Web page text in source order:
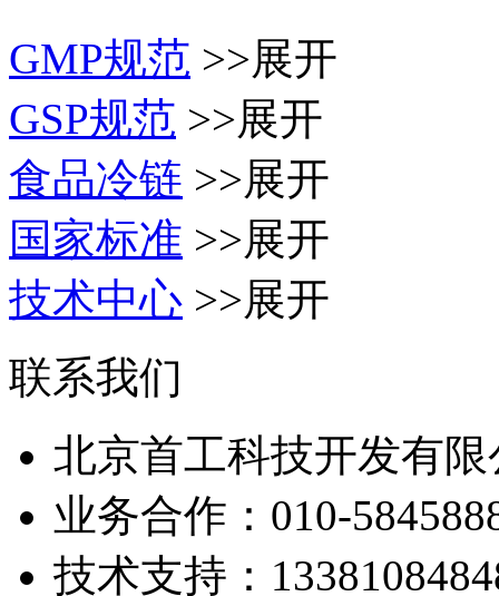
GMP规范 >>展开
GSP规范 >>展开
食品冷链 >>展开
国家标准 >>展开
技术中心 >>展开
联系我们
北京首工科技开发有限
业务合作： 010-
技术支持：